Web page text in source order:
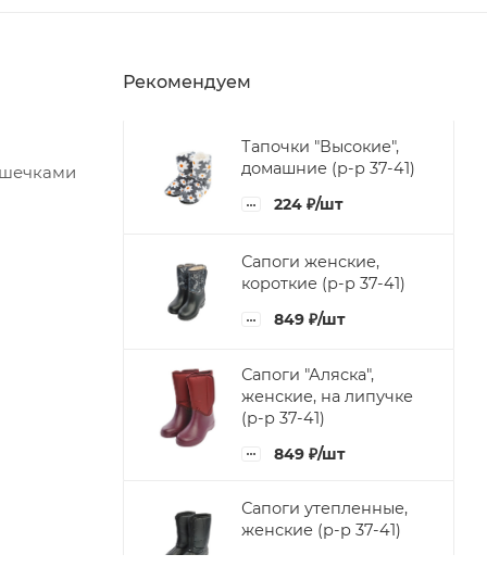
Рекомендуем
Тапочки "Высокие",
домашние (р-р 37-41)
224 ₽/шт
Сапоги женские,
короткие (р-р 37-41)
849 ₽/шт
Сапоги "Аляска",
женские, на липучке
(р-р 37-41)
849 ₽/шт
Сапоги утепленные,
женские (р-р 37-41)